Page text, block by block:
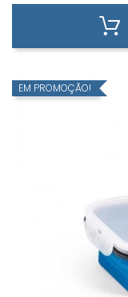
EM PROMOÇÃO!